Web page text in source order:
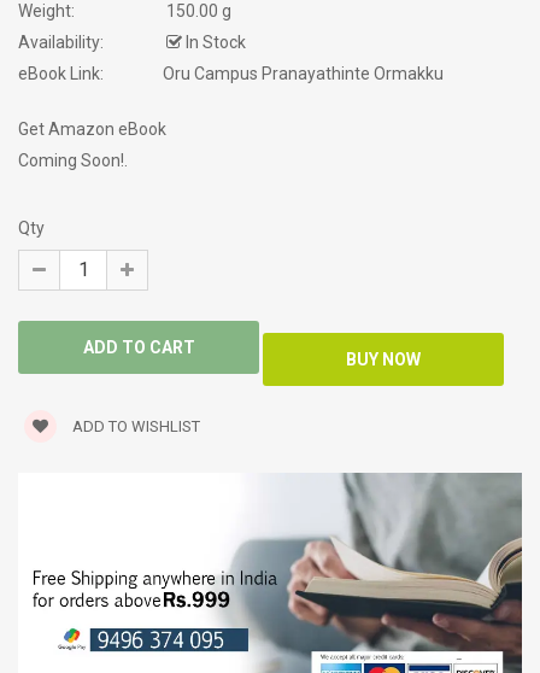
Weight:
150.00 g
Availability:
In Stock
eBook Link:
Oru Campus Pranayathinte Ormakku
Get Amazon eBook
Coming Soon!.
Qty
ADD TO WISHLIST